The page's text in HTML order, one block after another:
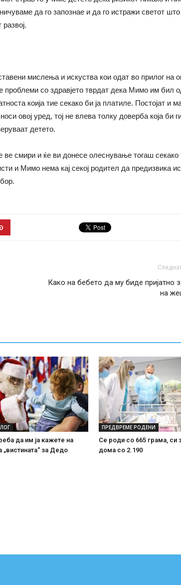
да го запознае и да го истражи светот
мислења и искуства кои одат во прилог на
проблеми со здравјето тврдат дека Мимо им бил
коија тие секако би ја платиле. Постојат и
овој уред, тој не влева толку доверба која би
детето.
ве смири и ќе ви донесе олеснување тогаш секако
и Мимо нема кај секој родител да предизвика
Како на бебето да му биде пријатно
на
да им ја кажете на
„вистината“ за Дедо
ПРЕДВРЕМЕ РОДЕНИ
Се роди со 665 грама, си
дома со 2.190